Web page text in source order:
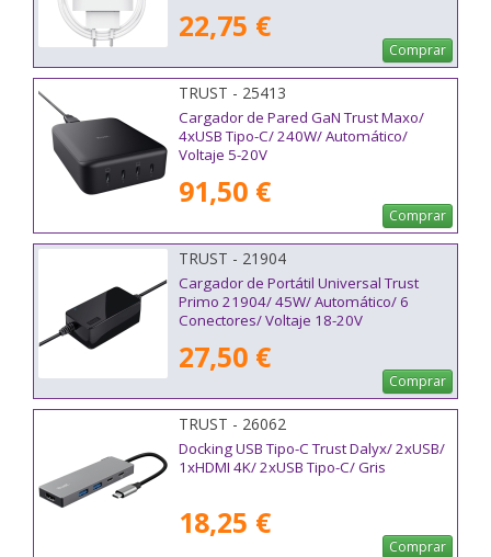
22,75 €
Comprar
TRUST - 25413
Cargador de Pared GaN Trust Maxo/
4xUSB Tipo-C/ 240W/ Automático/
Voltaje 5-20V
91,50 €
Comprar
TRUST - 21904
Cargador de Portátil Universal Trust
Primo 21904/ 45W/ Automático/ 6
Conectores/ Voltaje 18-20V
27,50 €
Comprar
TRUST - 26062
Docking USB Tipo-C Trust Dalyx/ 2xUSB/
1xHDMI 4K/ 2xUSB Tipo-C/ Gris
18,25 €
Comprar